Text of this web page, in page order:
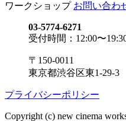
ワークショップ お問い合わ
03-5774-6271
受付時間：12:00〜
〒150-0011
東京都渋谷区東1-29-
プライバシーポリシー
Copyright (c) new cinema